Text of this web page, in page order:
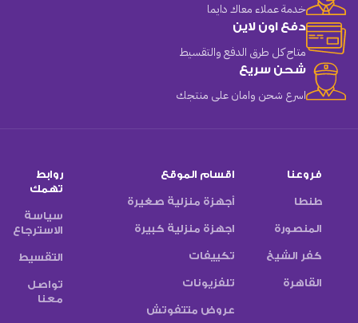
خدمة عملاء معاك دايما
دفع اون لاين
متاح كل طرق الدفع والتقسيط
شحن سريع
اسرع شحن وامان على منتجك
فروعنا
طنطا
المنصورة
كفر الشيخ
القاهرة
اقسام الموقع
أجهزة منزلية صغيرة
اجهزة منزلية كبيرة
تكييفات
تلفزيونات
عروض متتفوتش
روابط
تهمك
سياسة
الاسترجاع
التقسيط
تواصل
معنا